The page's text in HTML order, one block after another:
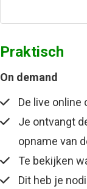
Praktisch
On demand
De live online
Je ontvangt
opname van
Te bekijken
Dit heb je